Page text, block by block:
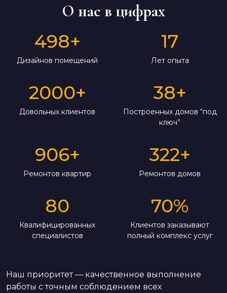
О нас в цифрах
498+
Дизайнов помещений
17
Лет опыта
2000+
Довольных клиентов
38+
Построенных домов “под
ключ”
906+
Ремонтов квартир
322+
Ремонтов домов
80
Квалифицированных
специалистов
70%
Клиентов заказывают
полный комплекс услуг
Наш приоритет — качественное выполнение
работы с точным соблюдением всех